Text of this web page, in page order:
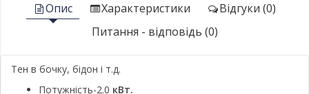
Опис Характеристики
Відгуки (0)
Питання - відповідь (0)
Тен в бочку, бідон і т.д.
Потужність-2.0 кВт.